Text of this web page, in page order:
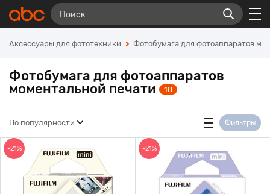
Аксессуары для фототехники Фотобумага для фотоаппаратов
Фотобумага для фотоаппаратов
моментальной печати
18
По популярности Фильтры
-21% -21%